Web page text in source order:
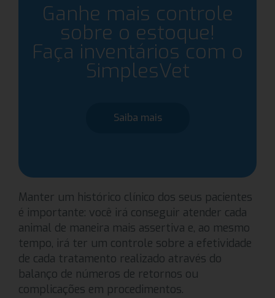
Ganhe mais controle
sobre o estoque!
Faça inventários com o
SimplesVet
Saiba mais
Manter um histórico clínico dos seus pacientes
é importante: você irá conseguir atender cada
animal de maneira mais assertiva e, ao mesmo
tempo, irá ter um controle sobre a efetividade
de cada tratamento realizado através do
balanço de números de retornos ou
complicações em procedimentos.